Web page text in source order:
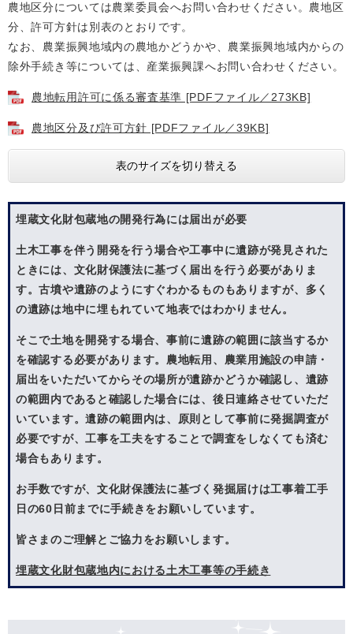
農地区分については農業委員会へお問い合わせください。農地区
分、許可方針は別表のとおりです。
なお、農業振興地域内の農地かどうかや、農業振興地域内からの
除外手続き等については、産業振興課へお問い合わせください。
農地転用許可に係る審査基準 [PDFファイル／273KB]
農地区分及び許可方針 [PDFファイル／39KB]
表のサイズを切り替える
埋蔵文化財包蔵地の開発行為には届出が必要
土木工事を伴う開発を行う場合や工事中に遺跡が発見された
ときには、文化財保護法に基づく届出を行う必要がありま
す。古墳や遺跡のようにすぐわかるものもありますが、多く
の遺跡は地中に埋もれていて地表ではわかりません。
そこで土地を開発する場合、事前に遺跡の範囲に該当するか
を確認する必要があります。農地転用、農業用施設の申請・
届出をいただいてからその場所が遺跡かどうか確認し、遺跡
の範囲内であると確認した場合には、後日連絡させていただ
いています。遺跡の範囲内は、原則として事前に発掘調査が
必要ですが、工事を工夫をすることで調査をしなくても済む
場合もあります。
お手数ですが、文化財保護法に基づく発掘届けは工事着工手
日の60日前までに手続きをお願いしています。
皆さまのご理解とご協力をお願いします。
埋蔵文化財包蔵地内における土木工事等の手続き